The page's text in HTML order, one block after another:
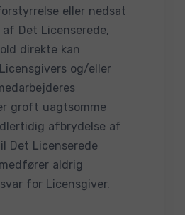
eller nedsat
Det Licenserede,
direkte kan
og/eller
groft uagtsomme
afbrydelse af
Det Licenserede
aldrig
for Licensgiver.